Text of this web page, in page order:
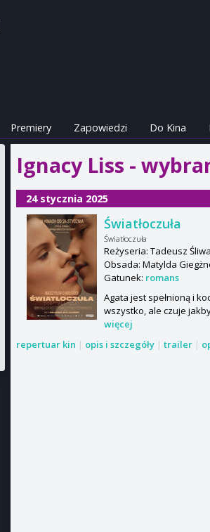
Premiery Zapowiedzi Do Kina
Ignacy Liss -
24 stycznia 2025
Światłoczuła
Światłoczuła
Reżyseria: Tadeusz Śliwa
Obsada: Matylda
Gatunek: romans
Agata jest spełnioną i
wszystko, ale czuje
więcej
repertuar kin | opis i szczegóły | trailer |